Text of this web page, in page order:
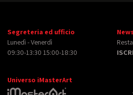
Segreteria ed ufficio
Lunedì - Venerdì
09:30-13:30 15:00-18:30
Universo iMasterArt